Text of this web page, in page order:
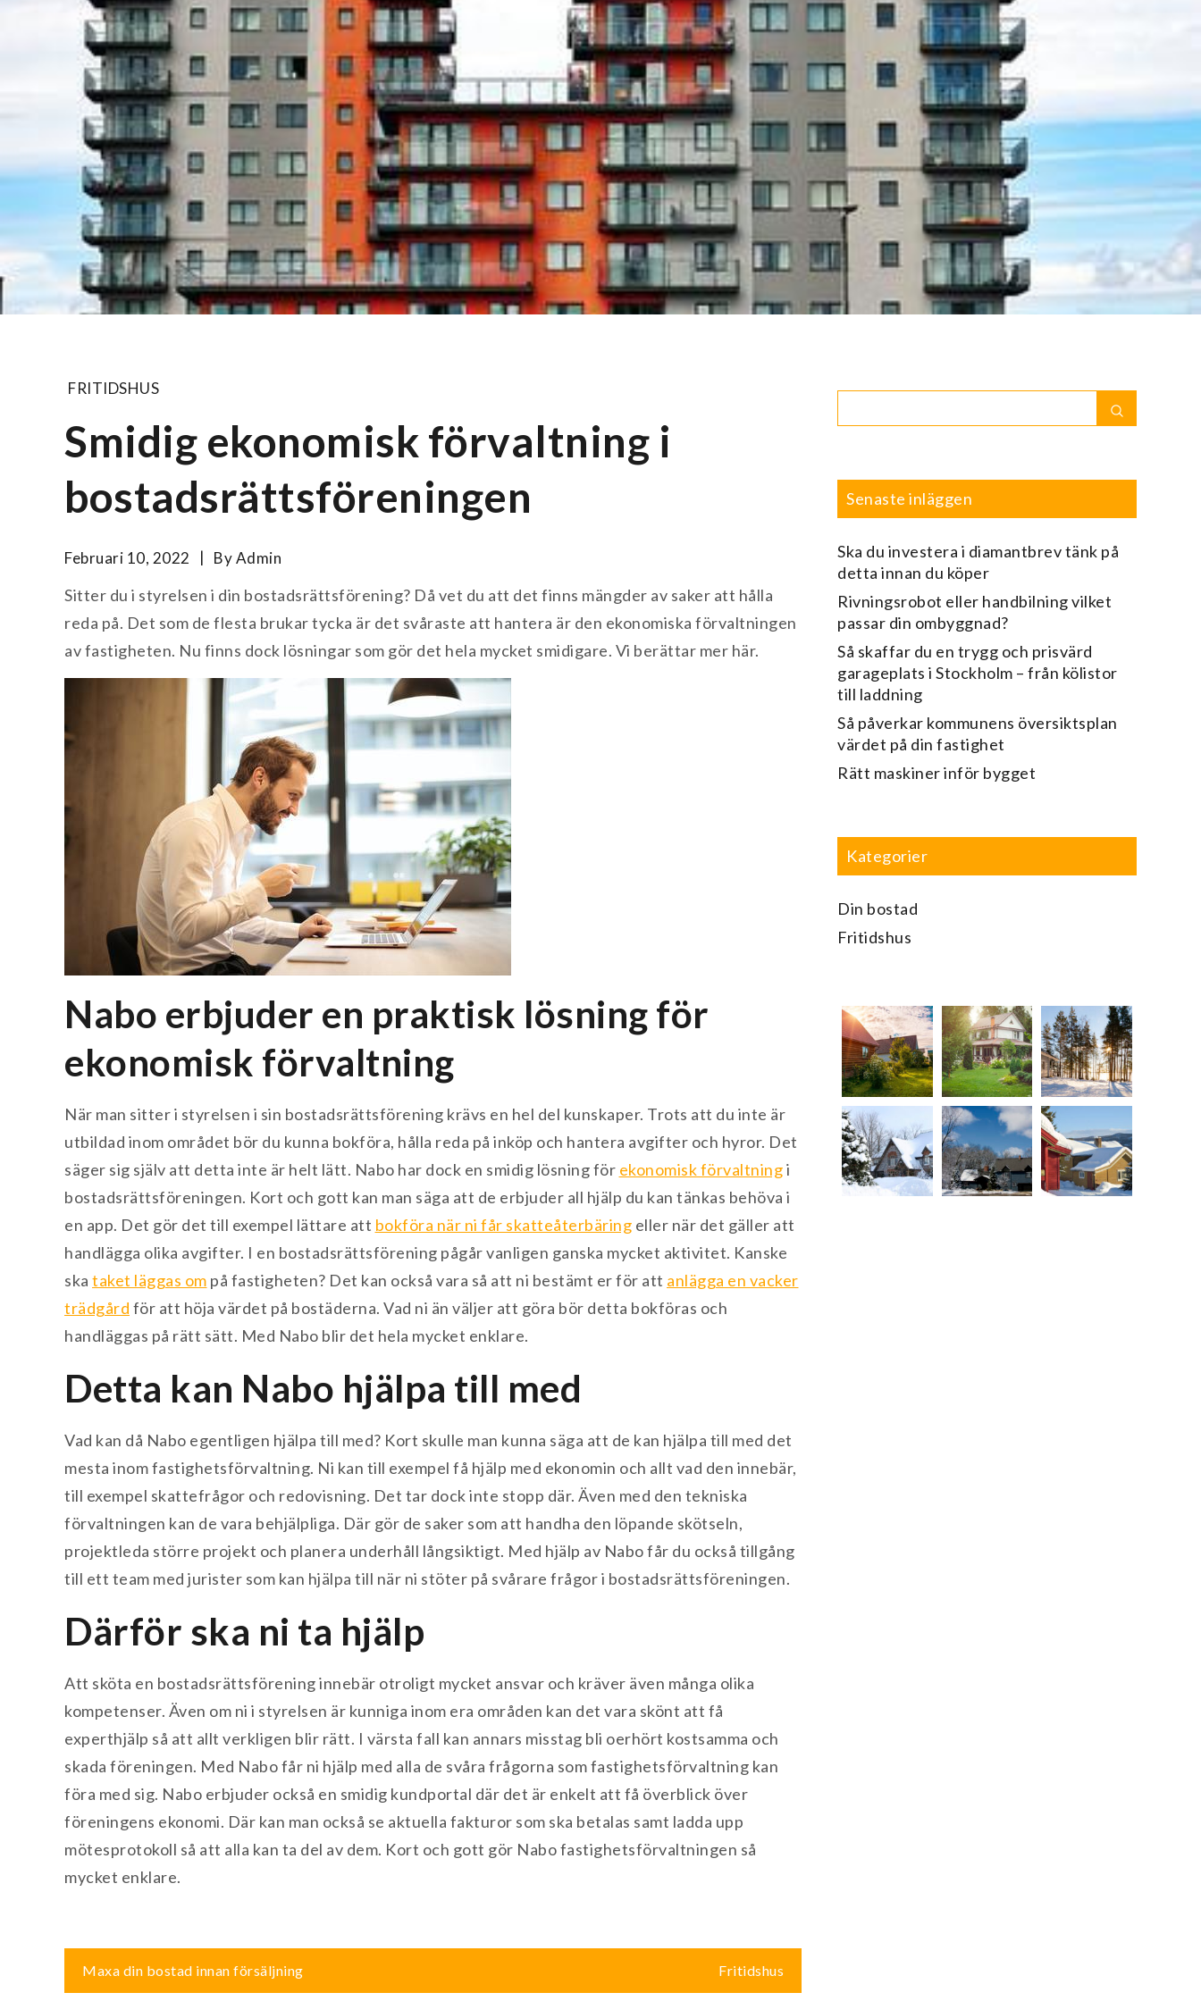
FRITIDSHUS
Smidig ekonomisk förvaltning i
bostadsrättsföreningen
Februari 10, 2022 ByAdmin
Sitter du i styrelsen i din bostadsrättsförening? Då vet du att det finns mängder av saker att hålla
reda på. Det som de flesta brukar tycka är det svåraste att hantera är den ekonomiska förvaltningen
av fastigheten. Nu finns dock lösningar som gör det hela mycket smidigare. Vi berättar mer här.
Nabo erbjuder en praktisk lösning för
ekonomisk förvaltning
När man sitter i styrelsen i sin bostadsrättsförening krävs en hel del kunskaper. Trots att du inte är
utbildad inom området bör du kunna bokföra, hålla reda på inköp och hantera avgifter och hyror. Det
säger sig själv att detta inte är helt lätt. Nabo har dock en smidig lösning för ekonomisk förvaltningi
bostadsrättsföreningen. Kort och gott kan man säga att de erbjuder all hjälp du kan tänkas behöva i
en app. Det gör det till exempel lättare att bokföra när ni får skatteåterbäring eller när det gäller att
handlägga olika avgifter. I en bostadsrättsförening pågår vanligen ganska mycket aktivitet. Kanske
ska taket läggas om på fastigheten? Det kan också vara så att ni bestämt er för att anlägga en vacker
trädgård för att höja värdet på bostäderna. Vad ni än väljer att göra bör detta bokföras och
handläggas på rätt sätt. Med Nabo blir det hela mycket enklare.
Detta kan Nabo hjälpa till med
Vad kan då Nabo egentligen hjälpa till med? Kort skulle man kunna säga att de kan hjälpa till med det
mesta inom fastighetsförvaltning. Ni kan till exempel få hjälp med ekonomin och allt vad den innebär,
till exempel skattefrågor och redovisning. Det tar dock inte stopp där. Även med den tekniska
förvaltningen kan de vara behjälpliga. Där gör de saker som att handha den löpande skötseln,
projektleda större projekt och planera underhåll långsiktigt. Med hjälp av Nabo får du också tillgång
till ett team med jurister som kan hjälpa till när ni stöter på svårare frågor i bostadsrättsföreningen.
Därför ska ni ta hjälp
Att sköta en bostadsrättsförening innebär otroligt mycket ansvar och kräver även många olika
kompetenser. Även om ni i styrelsen är kunniga inom era områden kan det vara skönt att få
experthjälp så att allt verkligen blir rätt. I värsta fall kan annars misstag bli oerhört kostsamma och
skada föreningen. Med Nabo får ni hjälp med alla de svåra frågorna som fastighetsförvaltning kan
föra med sig. Nabo erbjuder också en smidig kundportal där det är enkelt att få överblick över
föreningens ekonomi. Där kan man också se aktuella fakturor som ska betalas samt ladda upp
mötesprotokoll så att alla kan ta del av dem. Kort och gott gör Nabo fastighetsförvaltningen så
mycket enklare.
Inläggsnavigering
Maxa din bostad innan försäljning Fritidshus
for:
Senaste inläggen
Ska du investera i diamantbrev tänk på
detta innan du köper
Rivningsrobot eller handbilning vilket
passar din ombyggnad?
Så skaffar du en trygg och prisvärd
garageplats i Stockholm – från kölistor
till laddning
Så påverkar kommunens översiktsplan
värdet på din fastighet
Rätt maskiner inför bygget
Kategorier
Din bostad
Fritidshus